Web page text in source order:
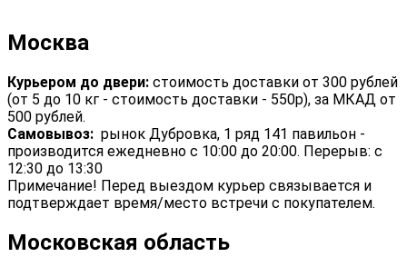
Москва
Курьером до двери: стоимость доставки от 300 рублей
(от 5 до 10 кг - стоимость доставки - 550р), за МКАД от
500 рублей.
Самовывоз: рынок Дубровка, 1 ряд 141 павильон -
производится ежедневно с 10:00 до 20:00. Перерыв: с
12:30 до 13:30
Примечание! Перед выездом курьер связывается и
подтверждает время/место встречи с покупателем.
Московская область